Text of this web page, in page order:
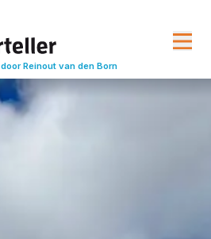
door Reinout van den Born